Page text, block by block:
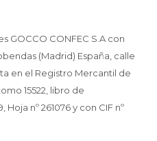
GOCCO CONFEC S.A con
(Madrid) España, calle
en el Registro Mercantil de
15522, libro de
nº 261076 y con CIF nº